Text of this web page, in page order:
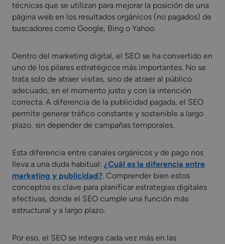
técnicas que se utilizan para mejorar la posición de una
página web en los resultados orgánicos (no pagados) de
buscadores como Google, Bing o Yahoo.
Dentro del marketing digital, el SEO se ha convertido en
uno de los pilares estratégicos más importantes. No se
trata solo de atraer visitas, sino de atraer al público
adecuado, en el momento justo y con la intención
correcta. A diferencia de la publicidad pagada, el SEO
permite generar tráfico constante y sostenible a largo
plazo, sin depender de campañas temporales.
Esta diferencia entre canales orgánicos y de pago nos
lleva a una duda habitual: ¿Cuál es la diferencia entre
marketing y publicidad?. Comprender bien estos
conceptos es clave para planificar estrategias digitales
efectivas, donde el SEO cumple una función más
estructural y a largo plazo.
Por eso, el SEO se integra cada vez más en las